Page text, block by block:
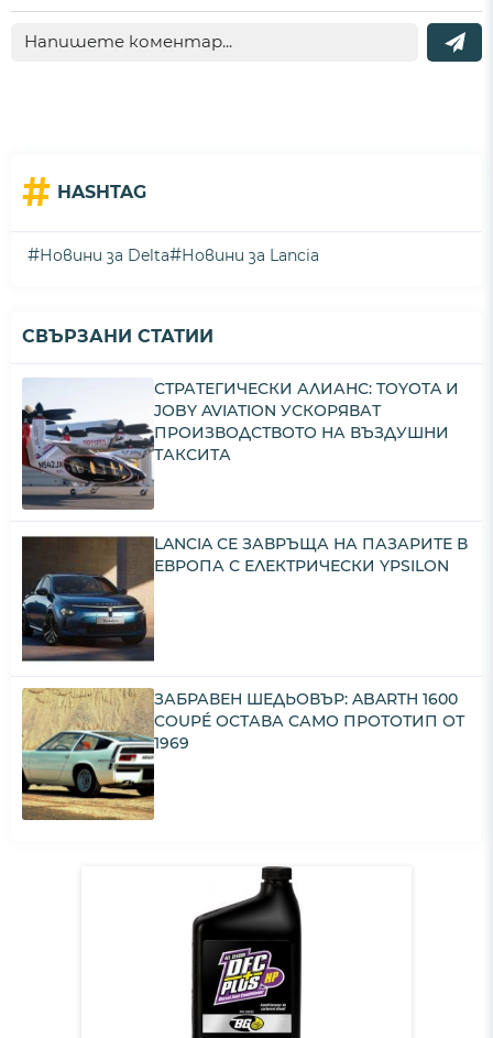
# HASHTAG
#Новини за Delta#Новини за Lancia
СВЪРЗАНИ СТАТИИ
СТРАТЕГИЧЕСКИ АЛИАНС: TOYOTA И
JOBY AVIATION УСКОРЯВАТ
ПРОИЗВОДСТВОТО НА ВЪЗДУШНИ
ТАКСИТА
LANCIA СЕ ЗАВРЪЩА НА ПАЗАРИТЕ В
ЕВРОПА С ЕЛЕКТРИЧЕСКИ YPSILON
ЗАБРАВЕН ШЕДЬОВЪР: ABARTH 1600
COUPÉ ОСТАВА САМО ПРОТОТИП ОТ
1969